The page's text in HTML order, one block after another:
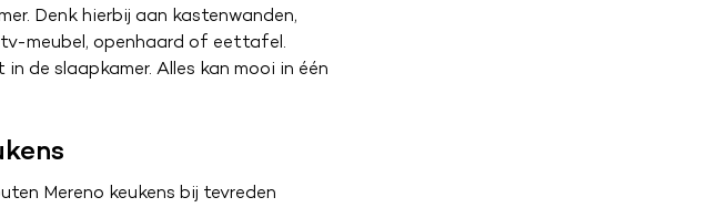
Denk hierbij aan kastenwanden,
tv-meubel, openhaard of eettafel.
de slaapkamer. Alles kan mooi in één
Mereno keukens bij tevreden